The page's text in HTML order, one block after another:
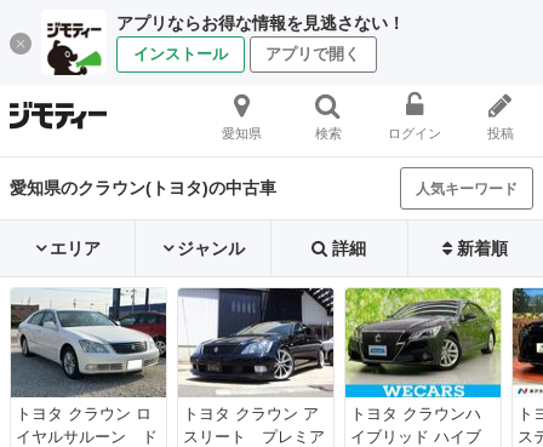
アプリならお得な情報を見逃さない！
インストール アプリで開く
愛知県 検索 ログイン 投稿
愛知県のクラウン(トヨタ)の中古車 人気キーワード
エリア ジャンル 詳細 新着順
トヨタ クラウン ロ
イヤルサルーン ド
トヨタ クラウン ア
スリート プレミア
トヨタ クラウンハ
イブリッド ハイブ
ト
ス